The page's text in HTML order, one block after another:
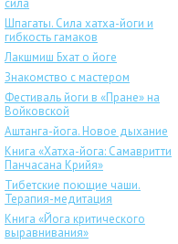
сила
Шпагаты. Сила хатха-йоги и
гибкость гамаков
Лакшмиш Бхат о йоге
Знакомство с мастером
Фестиваль йоги в «Пране» на
Войковской
Аштанга-йога. Новое дыхание
Книга «Хатха-йога: Самавритти
Панчасана Крийя»
Тибетские поющие чаши.
Терапия-медитация
Книга «Йога критического
выравнивания»